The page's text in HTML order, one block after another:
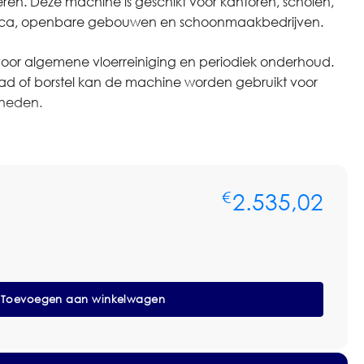
openbare gebouwen en schoonmaakbedrijven.
algemene vloerreiniging en periodiek onderhoud.
of borstel kan de machine worden gebruikt voor
voor professioneel gebruik waar
pad of borstel geschikt is voor jouw vloer of
grotere aantallen of zakelijke aanvragen
€2.535,02
Toevoegen aan winkelwagen